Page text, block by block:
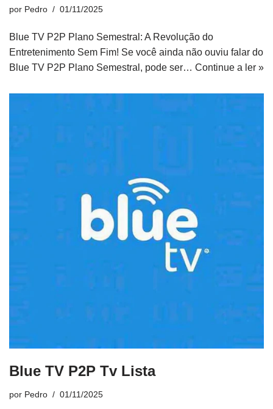
por Pedro 01/11/2025
Blue TV P2P Plano Semestral: A Revolução do
Entretenimento Sem Fim! Se você ainda não ouviu falar do
Blue TV P2P Plano Semestral, pode ser… Continue a ler »
Blue TV P2P Tv Lista
por Pedro 01/11/2025